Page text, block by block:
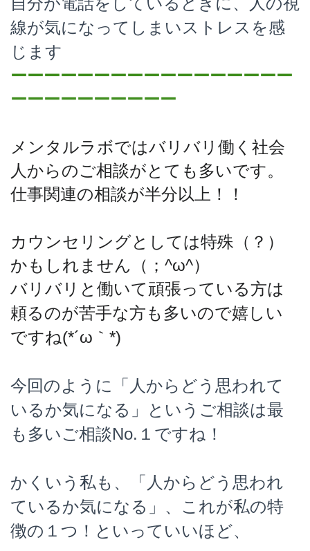
線が気になってしまいストレスを感
じます
ーーーーーーーーーーーーーーーーー
ーーーーーーーーーー
メンタルラボではバリバリ働く社会
人からのご相談がとても多いです。
仕事関連の相談が半分以上！！
カウンセリングとしては特殊（？）
かもしれません（；^ω^）
バリバリと働いて頑張っている方は
頼るのが苦手な方も多いので嬉しい
ですね(*´ω｀*)
今回のように「人からどう思われて
いるか気になる」というご相談は最
も多いご相談No.１ですね！
かくいう私も、「人からどう思われ
ているか気になる」、これが私の特
徴の１つ！といっていいほど、